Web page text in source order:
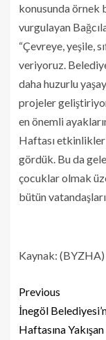
konusunda örnek
vurgulayan
“Çevreye, yeşile,
veriyoruz.
daha huzurlu
projeler
en önemli
Haftası
gördük. Bu da
çocuklar olmak
bütün
Kaynak:
Previous
İnegöl
Haftasına